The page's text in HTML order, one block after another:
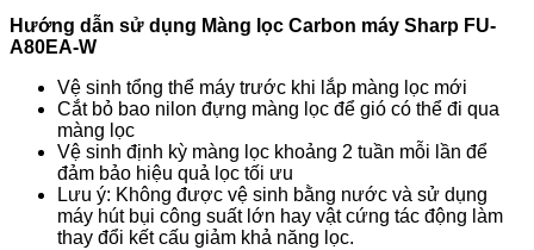
Hướng dẫn sử dụng Màng lọc Carbon máy Sharp FU-
A80EA-W
Vệ sinh tổng thể máy trước khi lắp màng lọc mới
Cắt bỏ bao nilon đựng màng lọc để gió có thể đi qua
màng lọc
Vệ sinh định kỳ màng lọc khoảng 2 tuần mỗi lần để
đảm bảo hiệu quả lọc tối ưu
Lưu ý: Không được vệ sinh bằng nước và sử dụng
máy hút bụi công suất lớn hay vật cứng tác động làm
thay đổi kết cấu giảm khả năng lọc.